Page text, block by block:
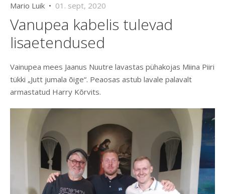
Mario Luik • 01. sept, 2020
Vanupea kabelis tulevad
lisaetendused
Vainupea mees Jaanus Nuutre lavastas pühakojas Miina Piiri
tükki „Jutt jumala õige“. Peaosas astub lavale palavalt
armastatud Harry Kõrvits.